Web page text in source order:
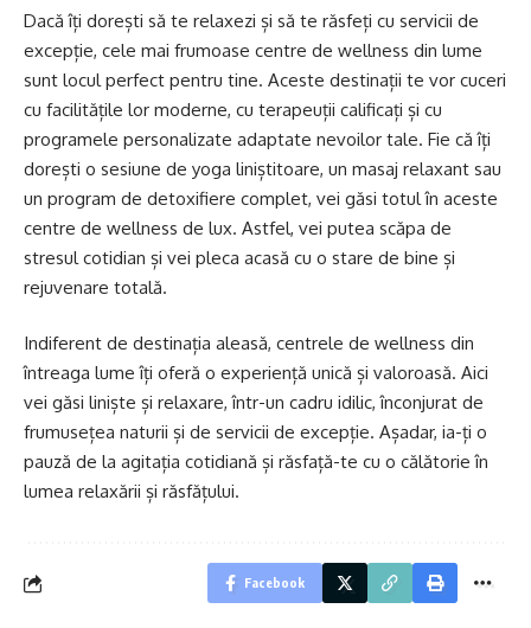
Dacă îți dorești să te relaxezi și să te răsfeți cu servicii de
excepție, cele mai frumoase centre de wellness din lume
sunt locul perfect pentru tine. Aceste destinații te vor cuceri
cu facilitățile lor moderne, cu terapeuții calificați și cu
programele personalizate adaptate nevoilor tale. Fie că îți
dorești o sesiune de yoga liniștitoare, un masaj relaxant sau
un program de detoxifiere complet, vei găsi totul în aceste
centre de wellness de lux. Astfel, vei putea scăpa de
stresul cotidian și vei pleca acasă cu o stare de bine și
rejuvenare totală.
Indiferent de destinația aleasă, centrele de wellness din
întreaga lume îți oferă o experiență unică și valoroasă. Aici
vei găsi liniște și relaxare, într-un cadru idilic, înconjurat de
frumusețea naturii și de servicii de excepție. Așadar, ia-ți o
pauză de la agitația cotidiană și răsfață-te cu o călătorie în
lumea relaxării și răsfățului.
Facebook